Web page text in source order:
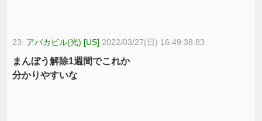
23: アバカビル(光) [US] 2022/03/27(日) 16:49:38.83
まんぼう解除1週間でこれか
分かりやすいな